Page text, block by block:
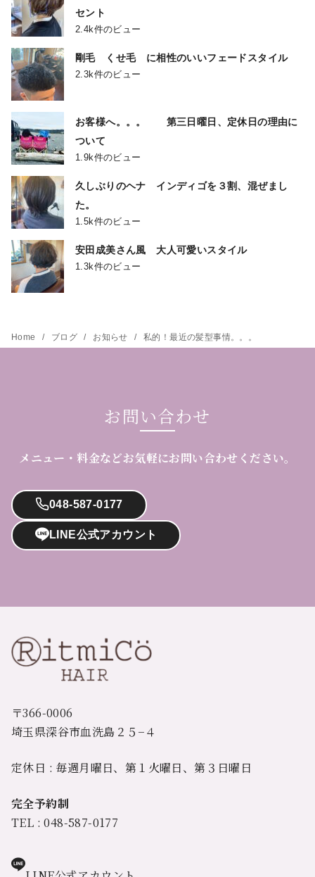
セント
2.4k件のビュー
剛毛 くせ毛 に相性のいいフェードスタイル
2.3k件のビュー
お客様へ。。。 第三日曜日、定休日の理由に
ついて
1.9k件のビュー
久しぶりのヘナ インディゴを３割、混ぜまし
た。
1.5k件のビュー
安田成美さん風 大人可愛いスタイル
1.3k件のビュー
Home ブログ お知らせ 私的！最近の髪型事情。。。
お問い合わせ
メニュー・料金などお気軽にお問い合わせください。
048-587-0177
LINE公式アカウント
〒366-0006
埼玉県深谷市血洗島２５−４
定休日 : 毎週月曜日、第１火曜日、第３日曜日
完全予約制
TEL : 048-587-0177